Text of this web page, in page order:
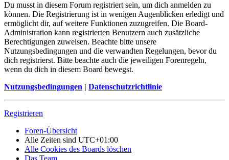
Du musst in diesem Forum registriert sein, um dich anmelden zu
können. Die Registrierung ist in wenigen Augenblicken erledigt und
ermöglicht dir, auf weitere Funktionen zuzugreifen. Die Board-
Administration kann registrierten Benutzern auch zusätzliche
Berechtigungen zuweisen. Beachte bitte unsere
Nutzungsbedingungen und die verwandten Regelungen, bevor du
dich registrierst. Bitte beachte auch die jeweiligen Forenregeln,
wenn du dich in diesem Board bewegst.
Nutzungsbedingungen | Datenschutzrichtlinie
Registrieren
Foren-Übersicht
Alle Zeiten sind UTC+01:00
Alle Cookies des Boards löschen